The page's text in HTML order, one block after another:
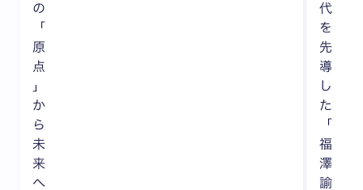
の
「
原
点
」
か
ら
未
来
へ
代
を
先
導
し
た
「
福
澤
諭